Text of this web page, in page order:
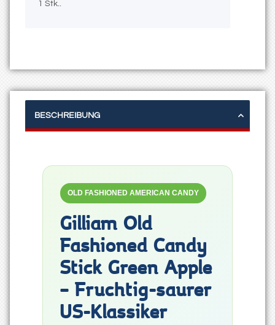
1 Stk..
BESCHREIBUNG
OLD FASHIONED AMERICAN CANDY
Gilliam Old
Fashioned Candy
Stick Green Apple
– Fruchtig-saurer
US-Klassiker